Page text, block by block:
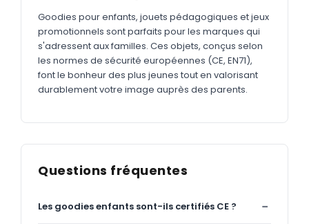
Goodies pour enfants, jouets pédagogiques et jeux
promotionnels sont parfaits pour les marques qui
s'adressent aux familles. Ces objets, conçus selon
les normes de sécurité européennes (CE, EN71),
font le bonheur des plus jeunes tout en valorisant
durablement votre image auprès des parents.
Questions fréquentes
Les goodies enfants sont-ils certifiés CE ?